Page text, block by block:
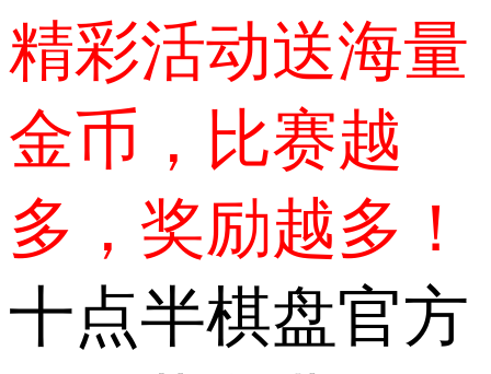
精彩活动送海量
金币，比赛越
多，奖励越多！
十点半棋盘官方